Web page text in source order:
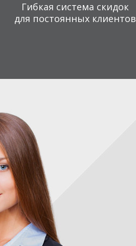
Гибкая система скидок
для постоянных клиентов